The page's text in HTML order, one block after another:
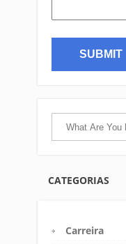
CATEGORIAS
Carreira